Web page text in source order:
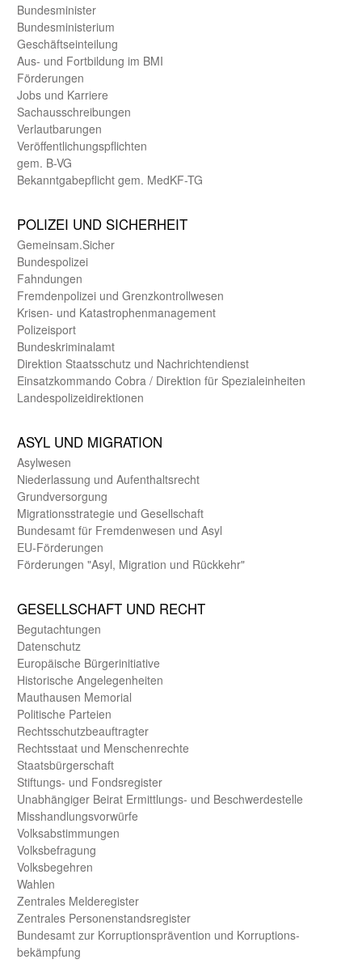
Bundes­minister
Bundes­ministerium
Geschäfts­einteilung
Aus- und Fortbildung im BMI
Förderungen
Jobs und Karriere
Sachaus­schreibungen
Verlautbarungen
Veröffentlichungspflichten
gem. B-VG
Bekanntgabepflicht gem. MedKF-TG
POLIZEI UND SICHER­HEIT
Gemein­sam.Sicher
Bundes­polizei
Fahndungen
Fremdenpolizei und Grenzkontrollwesen
Krisen- und Katastrophen­management
Polizeisport
Bundes­kriminal­amt
Direktion Staats­schutz und Nach­richten­dienst
Einsatz­kommando Cobra / Direktion für Spezialeinheiten
Landes­polizei­direk­tionen
ASYL UND MIGRA­TION
Asyl­wesen
Nieder­lassung und Aufent­halts­recht
Grund­versorgung
Migrations­strategie und Gesell­schaft
Bundes­amt für Fremden­wesen und Asyl
EU-Förde­rungen
Förderungen "Asyl, Migration und Rückkehr"
GE­SELL­SCHAFT UND RECHT
Begut­achtungen
Daten­schutz
Europäische Bürger­initiative
Historische Angelegen­heiten
Mauthausen Memorial
Politische Parteien
Rechts­schutz­beauftragter
Rechts­staat und Menschen­rechte
Staats­bürger­schaft
Stiftungs- und Fonds­register
Unab­hängiger Beirat Ermittlungs- und Beschwerde­stelle
Misshandlungs­vorwürfe
Volks­abstimmungen
Volks­befragung
Volks­begehren
Wahlen
Zentrales Melde­register
Zentrales Personen­stands­register
Bundes­amt zur Korrup­tions­prävention und Korrup­tions­
bekämpfung